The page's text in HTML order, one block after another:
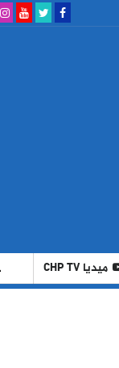
ميديا CHP TV